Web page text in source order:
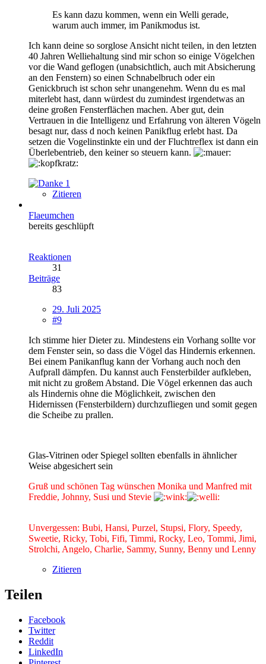
Es kann dazu kommen, wenn ein Welli gerade,
warum auch immer, im Panikmodus ist.
Ich kann deine so sorglose Ansicht nicht teilen, in den letzten
40 Jahren Welliehaltung sind mir schon so einige Vögelchen
vor die Wand geflogen (unabsichtlich, auch mit Absicherung
an den Fenstern) so einen Schnabelbruch oder ein
Genickbruch ist schon sehr unangenehm. Wenn du es mal
miterlebt hast, dann würdest du zumindest irgendetwas an
deine großen Fensterflächen machen. Aber gut, dein
Vertrauen in die Intelligenz und Erfahrung von älteren Vögeln
besagt nur, dass d noch keinen Panikflug erlebt hast. Da
setzen die Vogelinstinkte ein und der Fluchtreflex ist dann ein
Überlebentrieb, den keiner so steuern kann.
1
Zitieren
Flaeumchen
bereits geschlüpft
Reaktionen
31
Beiträge
83
29. Juli 2025
#9
Ich stimme hier Dieter zu. Mindestens ein Vorhang sollte vor
dem Fenster sein, so dass die Vögel das Hindernis erkennen.
Bei einem Panikanflug kann der Vorhang auch noch den
Aufprall dämpfen. Du kannst auch Fensterbilder aufkleben,
mit nicht zu großem Abstand. Die Vögel erkennen das auch
als Hindernis ohne die Möglichkeit, zwischen den
Hidernissen (Fensterbildern) durchzufliegen und somit gegen
die Scheibe zu prallen.
Glas-Vitrinen oder Spiegel sollten ebenfalls in ähnlicher
Weise abgesichert sein
Gruß und schönen Tag wünschen Monika und Manfred mit
Freddie, Johnny, Susi und Stevie
Unvergessen: Bubi, Hansi, Purzel, Stupsi, Flory, Speedy,
Sweetie, Ricky, Tobi, Fifi, Timmi, Rocky, Leo, Tommi, Jimi,
Strolchi, Angelo, Charlie, Sammy, Sunny, Benny und Lenny
Zitieren
Teilen
Facebook
Twitter
Reddit
LinkedIn